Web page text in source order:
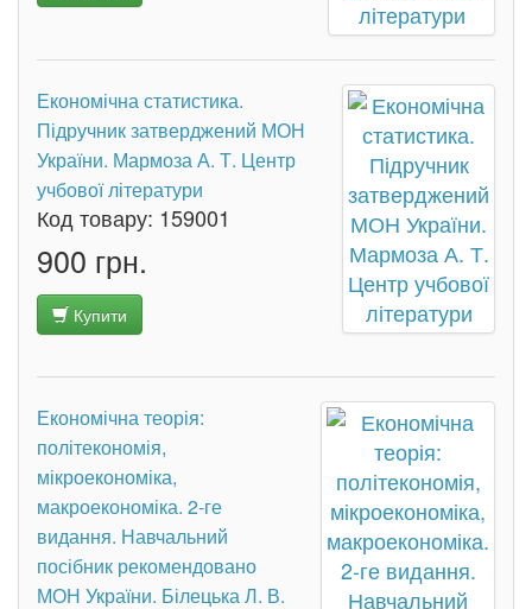
Економічна статистика.
Підручник затверджений МОН
України. Мармоза А. Т. Центр
учбової літератури
Код товару: 159001
900 грн.
Купити
Економічна теорія:
політекономія,
мікроекономіка,
макроекономіка. 2-ге
видання. Навчальний
посібник рекомендовано
МОН України. Білецька Л. В.